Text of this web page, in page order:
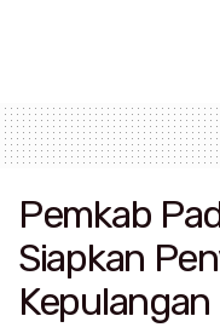
Pemkab
Siapkan